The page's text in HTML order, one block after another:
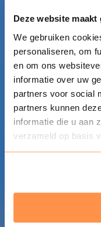
Deze website
We gebruiken
personaliseren, om
en om ons
informatie over uw
partners voor social
partners kunnen
informatie die u aan
verzameld op basis